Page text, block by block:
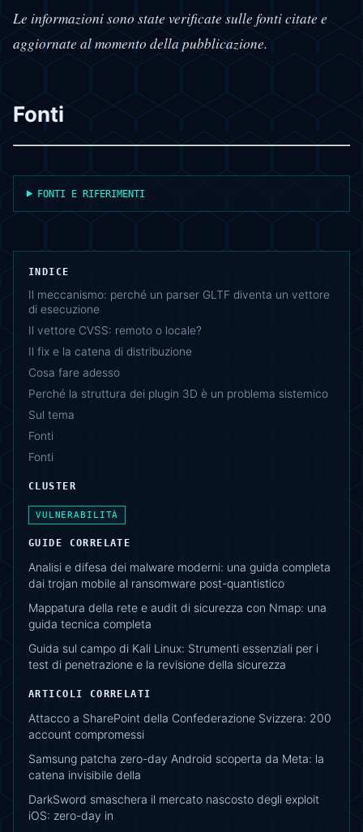
Le informazioni sono state verificate sulle fonti citate e
aggiornate al momento della pubblicazione.
Fonti
FONTI E RIFERIMENTI
INDICE
Il meccanismo: perché un parser GLTF diventa un vettore
di esecuzione
Il vettore CVSS: remoto o locale?
Il fix e la catena di distribuzione
Cosa fare adesso
Perché la struttura dei plugin 3D è un problema sistemico
Sul tema
Fonti
Fonti
CLUSTER
VULNERABILITÀ
GUIDE CORRELATE
Analisi e difesa dei malware moderni: una guida completa
dai trojan mobile al ransomware post-quantistico
Mappatura della rete e audit di sicurezza con Nmap: una
guida tecnica completa
Guida sul campo di Kali Linux: Strumenti essenziali per i
test di penetrazione e la revisione della sicurezza
ARTICOLI CORRELATI
Attacco a SharePoint della Confederazione Svizzera: 200
account compromessi
Samsung patcha zero-day Android scoperta da Meta: la
catena invisibile della
DarkSword smaschera il mercato nascosto degli exploit
iOS: zero-day in